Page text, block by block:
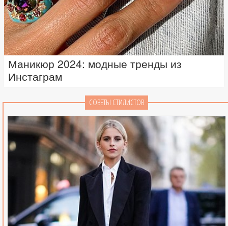
Маникюр 2024: модные тренды из
Инстаграм
СОВЕТЫ СТИЛИСТОВ